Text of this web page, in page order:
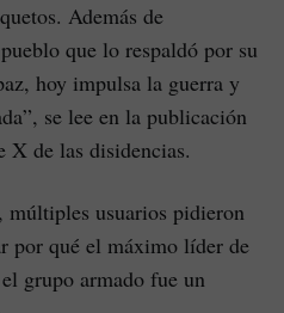
Además de
que lo respaldó por su
hoy impulsa la guerra y
se lee en la publicación
X de las disidencias.
múltiples usuarios pidieron
por qué el máximo líder de
grupo armado fue un